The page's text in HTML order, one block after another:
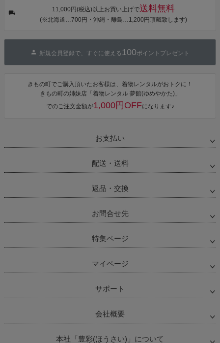
11,000円(税込)以上お買い上げで送料無料
(※北海道…700円・沖縄・離島…1,200円頂戴致します)
新規会員登録で、すぐに使える 100ポイントプレゼント
きもの町でご購入頂いたお客様は、着物レンタルがおトクに！
きもの町の姉妹店「着物レンタル 夢館(ゆめやかた)」
でのご注文金額が1,000円OFFになります♪
お支払い
配送・送料
返品・交換
お問合せ先
特集ページ
マイページ
サポート
会社概要
本社「豊彩(ほうさい)」について